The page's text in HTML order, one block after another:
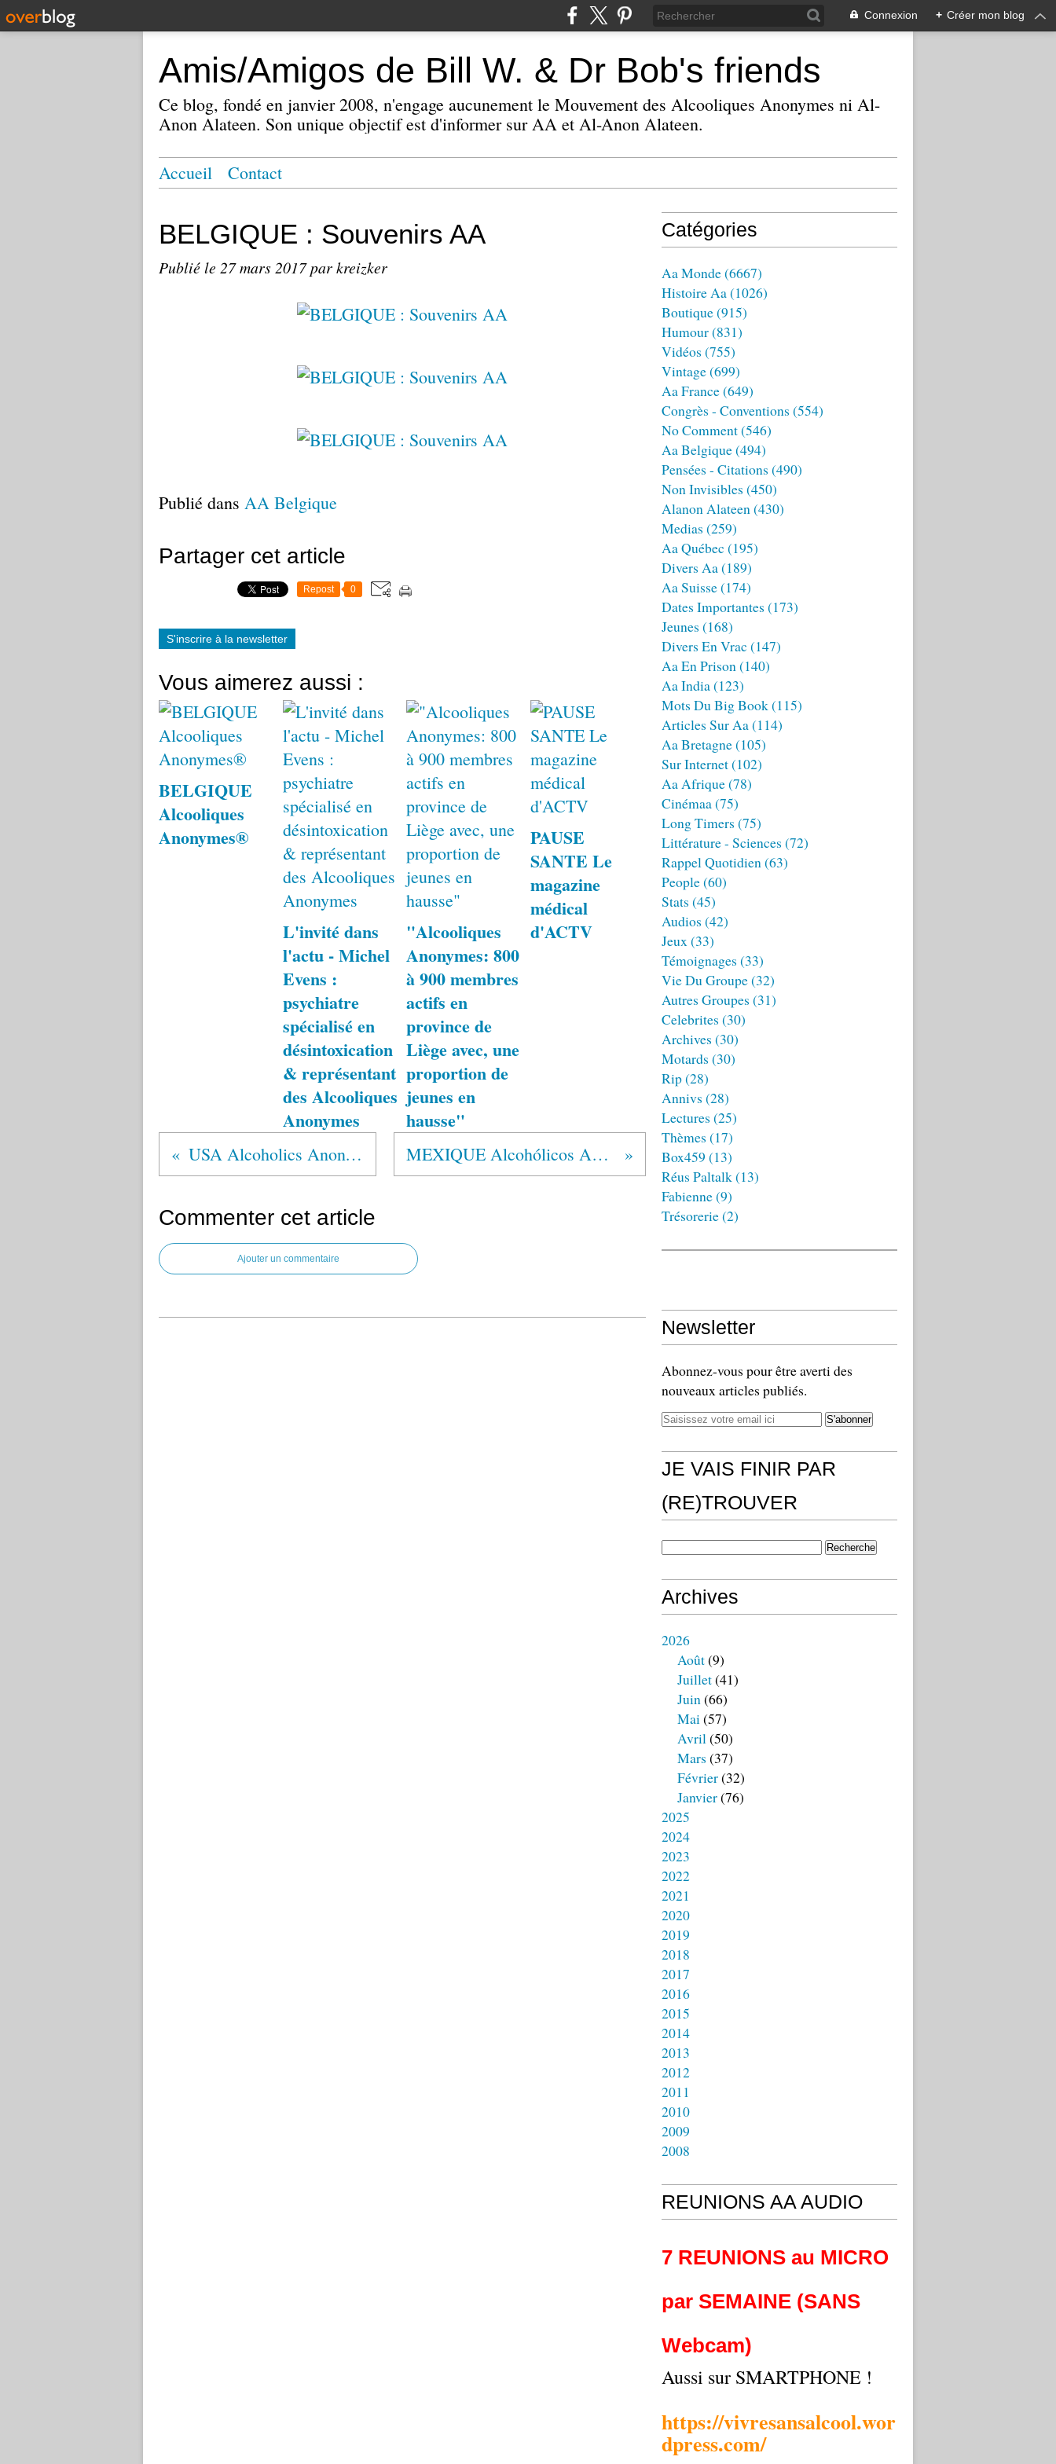
Connexion + Créer mon blog
Amis/Amigos de Bill W. & Dr Bob's friends
Ce blog, fondé en janvier 2008, n'engage aucunement le Mouvement des Alcooliques Anonymes ni Al-
Anon Alateen. Son unique objectif est d'informer sur AA et Al-Anon Alateen.
Accueil Contact
BELGIQUE : Souvenirs AA
Publié le 27 mars 2017par kreizker
Publié dans AA Belgique
Partager cet article
Repost 0
S'inscrire à la newsletter
Vous aimerez aussi :
BELGIQUE
Alcooliques
Anonymes®
L'invité dans
l'actu - Michel
Evens :
psychiatre
spécialisé en
désintoxication
& représentant
des Alcooliques
Anonymes
"Alcooliques
Anonymes: 800
à 900 membres
actifs en
province de
Liège avec, une
proportion de
jeunes en
hausse"
PAUSE
SANTE Le
magazine
médical
d'ACTV
USA Alcoholics Anonymous® MEXIQUE Alcohólicos Anónimos®
Commenter cet article
Ajouter un commentaire
Catégories
Aa Monde(6667)
Histoire Aa(1026)
Boutique(915)
Humour(831)
Vidéos (755)
Vintage(699)
Aa France(649)
Congrès - Conventions (554)
No Comment(546)
Aa Belgique(494)
Pensées - Citations (490)
Non Invisibles (450)
Alanon Alateen(430)
Medias (259)
Aa Québec (195)
Divers Aa(189)
Aa Suisse(174)
Dates Importantes (173)
Jeunes (168)
Divers En Vrac (147)
Aa En Prison(140)
Aa India(123)
Mots Du Big Book(115)
Articles Sur Aa(114)
Aa Bretagne(105)
Sur Internet(102)
Aa Afrique(78)
Cinémaa(75)
Long Timers (75)
Littérature - Sciences (72)
Rappel Quotidien(63)
People(60)
Stats (45)
Audios (42)
Jeux(33)
Témoignages (33)
Vie Du Groupe(32)
Autres Groupes (31)
Celebrites (30)
Archives (30)
Motards (30)
Rip(28)
Annivs (28)
Lectures (25)
Thèmes (17)
Box459 (13)
Réus Paltalk(13)
Fabienne(9)
Trésorerie(2)
Newsletter
Abonnez-vous pour être averti des
nouveaux articles publiés.
JE VAIS FINIR PAR
(RE)TROUVER
Archives
2026
Août(9)
Juillet(41)
Juin(66)
Mai(57)
Avril(50)
Mars (37)
Février(32)
Janvier(76)
2025
2024
2023
2022
2021
2020
2019
2018
2017
2016
2015
2014
2013
2012
2011
2010
2009
2008
REUNIONS AA AUDIO
7 REUNIONS au MICRO
par SEMAINE (SANS
Webcam)
Aussi sur SMARTPHONE !
https://vivresansalcool.wor
dpress.com/